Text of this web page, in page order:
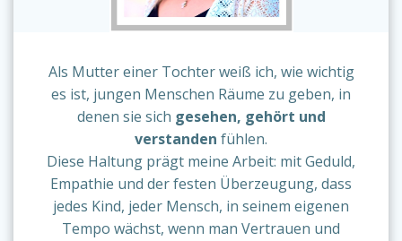
Als Mutter einer Tochter weiß ich, wie wichtig
es ist, jungen Menschen Räume zu geben, in
denen sie sich gesehen, gehört und
verstanden fühlen.
Diese Haltung prägt meine Arbeit: mit Geduld,
Empathie und der festen Überzeugung, dass
jedes Kind, jeder Mensch, in seinem eigenen
Tempo wächst, wenn man Vertrauen und